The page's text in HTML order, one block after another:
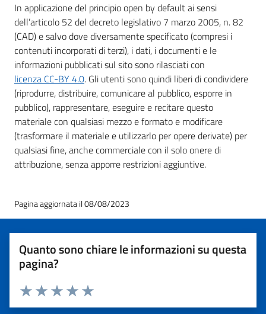
In applicazione del principio open by default ai sensi
dell’articolo 52 del decreto legislativo 7 marzo 2005, n. 82
(CAD) e salvo dove diversamente specificato (compresi i
contenuti incorporati di terzi), i dati, i documenti e le
informazioni pubblicati sul sito sono rilasciati con
licenza CC-BY 4.0. Gli utenti sono quindi liberi di condividere
(riprodurre, distribuire, comunicare al pubblico, esporre in
pubblico), rappresentare, eseguire e recitare questo
materiale con qualsiasi mezzo e formato e modificare
(trasformare il materiale e utilizzarlo per opere derivate) per
qualsiasi fine, anche commerciale con il solo onere di
attribuzione, senza apporre restrizioni aggiuntive.
Pagina aggiornata il 08/08/2023
Quanto sono chiare le informazioni su questa
pagina?
Valuta 5 stelle su 5
Valuta 4 stelle su 5
Valuta 3 stelle su 5
Valuta 2 stelle su 5
Valuta 1 stelle su 5